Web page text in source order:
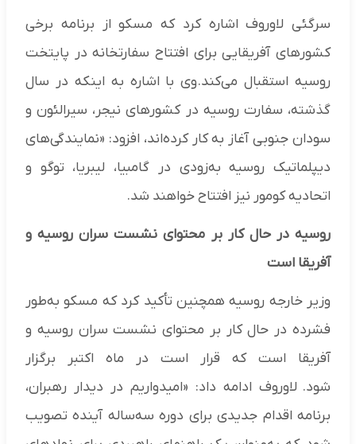
سرگئی لاوروف اشاره کرد که مسکو از برنامه برخی
کشورهای آفریقایی برای افتتاح سفارتخانه در پایتخت
روسیه استقبال می‌کند.وی با اشاره به اینکه در سال
گذشته، سفارت‌ روسیه در کشورهای نیجر، سیرالئون و
سودان جنوبی آغاز به کار کرده‌اند، افزود: «نمایندگی‌های
دیپلماتیک روسیه به‌زودی در گامبیا، لیبریا، توگو و
اتحادیه کومور نیز افتتاح خواهند شد.
روسیه در حال کار بر محتوای نشست سران روسیه و
آفریقا است
وزیر خارجه روسیه همچنین تأکید کرد که مسکو به‌طور
فشرده در حال کار بر محتوای نشست سران روسیه و
آفریقا است که قرار است در ماه اکتبر برگزار
شود. لاوروف ادامه داد: «امیدواریم در دیدار رهبران،
برنامه اقدام جدیدی برای دوره سه‌ساله آینده تصویب